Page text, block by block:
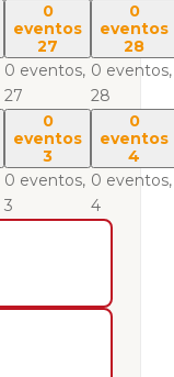
0
eventos
27
0 eventos,
27
0
eventos
28
0 eventos,
28
0
eventos
3
0 eventos,
3
0
eventos
4
0 eventos,
4